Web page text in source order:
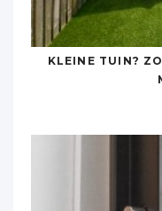
KLEINE TUIN?